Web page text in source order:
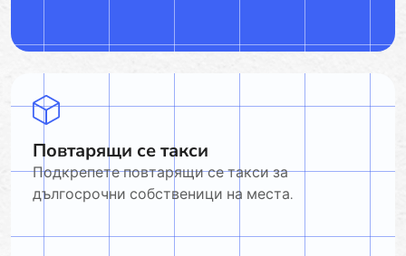
Повтарящи се такси
Подкрепете повтарящи се такси за
дългосрочни собственици на места.